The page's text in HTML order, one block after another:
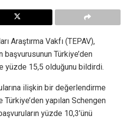
Araştırma Vakfı (TEPAV),
başvurusunun Türkiye’den
yüzde 15,5 olduğunu bildirdi.
ilişkin bir değerlendirme
Türkiye’den yapılan Schengen
yüzde 10,3’ünü